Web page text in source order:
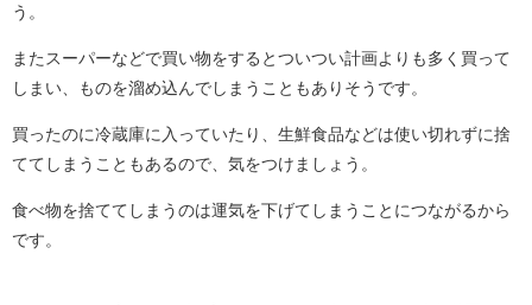
う。
またスーパーなどで買い物をするとついつい計画よりも多く買って
しまい、ものを溜め込んでしまうこともありそうです。
買ったのに冷蔵庫に入っていたり、生鮮食品などは使い切れずに捨
ててしまうこともあるので、気をつけましょう。
食べ物を捨ててしまうのは運気を下げてしまうことにつながるから
です。